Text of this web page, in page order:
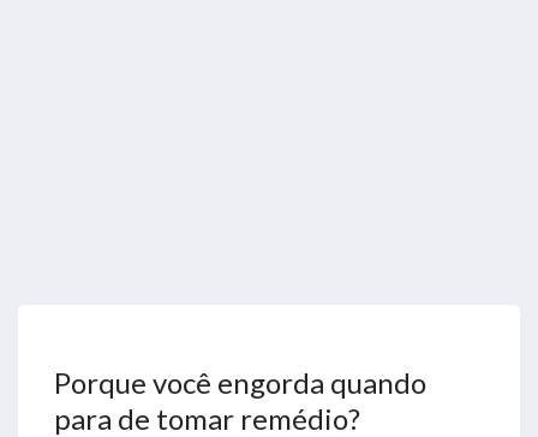
Porque você engorda quando
para de tomar remédio?